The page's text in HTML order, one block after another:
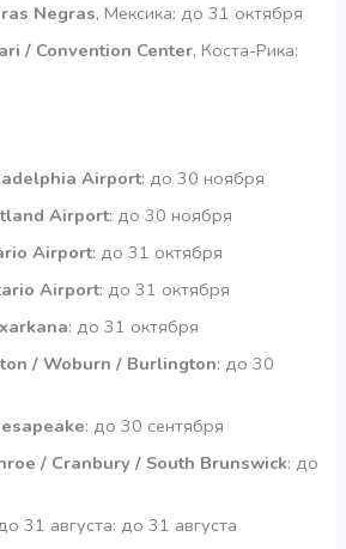
Negras, Мексика: до 31 октября
/ Convention Center, Коста-Рика:
Airport: до 30 ноября
Airport: до 30 ноября
Airport: до 31 октября
Airport: до 31 октября
: до 31 октября
/ Woburn / Burlington: до 30
: до 30 сентября
/ Cranbury / South Brunswick: до
31 августа: до 31 августа